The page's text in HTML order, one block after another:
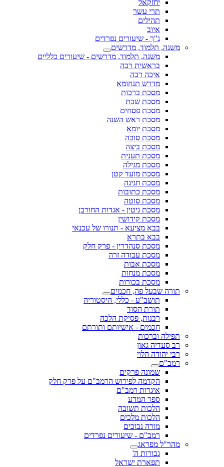
יחזקאל
תרי עשר
תהילים
איוב
נ"ך - שיעורים נפרדים
משנה, תלמוד, מדרשים
משנה, תלמוד, מדרשים - שיעורים כלליים
בראשית רבה
איכה רבה
מדרש תנחומא
מסכת ברכות
מסכת שבת
מסכת פסחים
מסכת ראש השנה
מסכת יומא
מסכת סוכה
מסכת ביצה
מסכת תענית
מסכת מגילה
מסכת מועד קטן
מסכת חגיגה
מסכת כתובות
מסכת סוטה
מסכת גיטין - אגדות החורבן
מסכת קידושין
בבא מציעא - תנורו של עכנאי
בבא בתרא
מסכת סנהדרין - פרק חלק
מסכת עבודה זרה
מסכת אבות
מסכת מנחות
מסכת בכורות
תורה שבעל פה, חכמים
תושב"ע - כללי, היסטוריה
תורת הסוד
רבנות, פסיקת הלכה
חכמים - אישיותם ותורתם
תפילה וברכות
רב סעדיה גאון
רבי יהודה הלוי
רמב"ם
שמונה פרקים
הקדמה לפירוש הרמב"ם על פרק חלק
איגרות רמב"ם
ספר המדע
הלכות תשובה
הלכות מלכים
מורה נבוכים
רמב"ם - שיעורים נפרדים
מהר"ל מפראג
גבורות ה'
תפארת ישראל